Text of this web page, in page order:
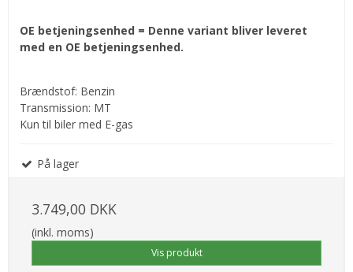
OE betjeningsenhed = Denne variant bliver leveret
med en OE betjeningsenhed.
Brændstof: Benzin
Transmission: MT
Kun til biler med E-gas
På lager
3.749,00 DKK
(inkl. moms)
Vis produkt